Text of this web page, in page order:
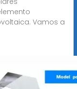
Vamos a